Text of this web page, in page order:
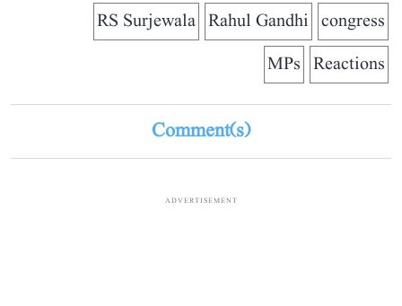
congress
Rahul Gandhi
RS Surjewala
Reactions
MPs
Comment(s)
ADVERTISEMENT